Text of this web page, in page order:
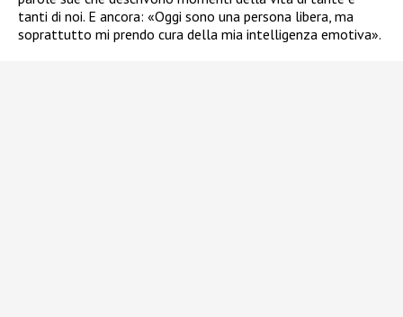
tanti di noi. E ancora: «Oggi sono una persona libera, ma
soprattutto mi prendo cura della mia intelligenza emotiva».